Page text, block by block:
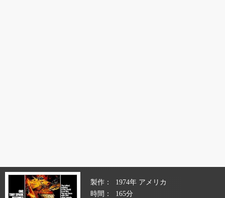
製作
1974年 アメリカ
時間
165分